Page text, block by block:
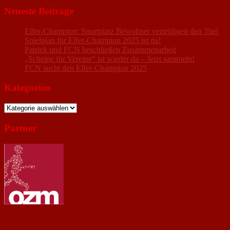
Neueste Beiträge
Elfer-Champion: Sportplatz Bewohner verteidigen den Titel
Spielplan für Elfer-Champion 2025 ist da!
Patrick und FCN beschließen Zusammenarbeit
„Scheine für Vereine“ ist wieder da – Jetzt sammeln!
FCN sucht den Elfer-Champion 2025
Kategorien
Kategorien
Partner